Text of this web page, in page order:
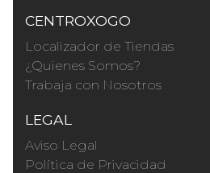
CENTROXOGO
Localizador de Tiendas
¿Quienes Somos?
Trabaja con Nosotros
LEGAL
Aviso Legal
Política de Privacidad